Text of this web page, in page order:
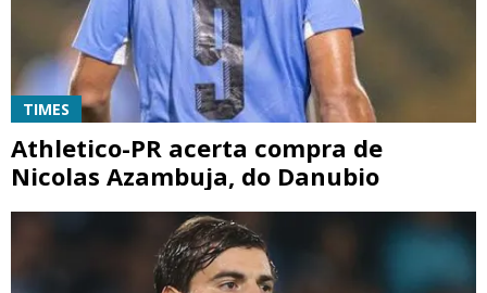
TIMES
Athletico-PR acerta compra de
Nicolas Azambuja, do Danubio